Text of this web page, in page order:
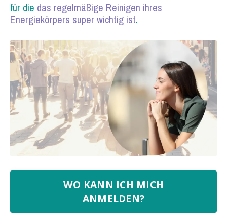
für die das regelmäßige Reinigen ihres
Energiekörpers super wichtig ist.
WO KANN ICH MICH
ANMELDEN?